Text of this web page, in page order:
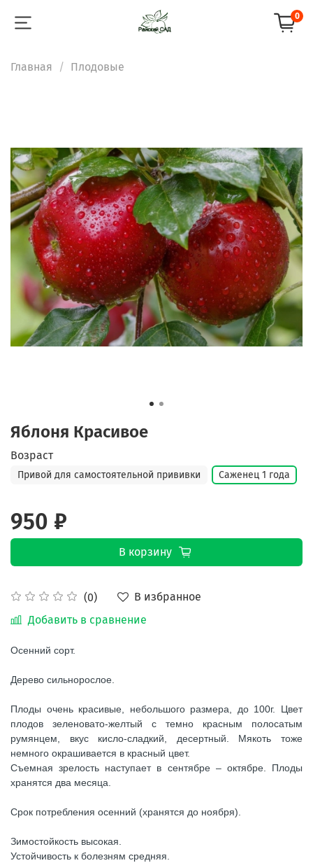
0
Главная Плодовые
Яблоня Красивое
(0)
В избранное
Добавить в сравнение
Возраст
Привой для самостоятельной прививки Саженец 1 года
950 ₽
В корзину
Осенний сорт.
Дерево сильнорослое.
Плоды очень красивые, небольшого размера, до 100г. Цвет
плодов зеленовато-желтый с темно красным полосатым
румянцем, вкус кисло-сладкий, десертный. Мякоть тоже
немного окрашивается в красный цвет.
Съемная зрелость наступает в сентябре – октябре. Плоды
хранятся два месяца.
Срок потребления осенний (хранятся до ноября).
Зимостойкость высокая.
Устойчивость к болезням средняя.